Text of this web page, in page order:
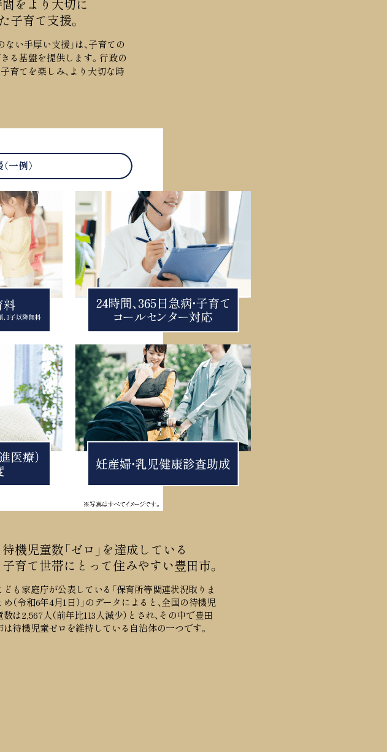
をより大切に
子育て支援。
い手厚い支援」は、子育ての
る基盤を提供します。行政の
育てを楽しみ、より大切な時
待機児童数「ゼロ」を達成している
子育て世帯にとって住みやすい豊田市。
ども家庭庁が公表している「保育所等関連状況取りま
め（令和6年4月1日）」のデータによると、全国の待機児
数は2,567人（前年比113人減少）とされ、その中で豊田
は待機児童ゼロを維持している自治体の一つです。